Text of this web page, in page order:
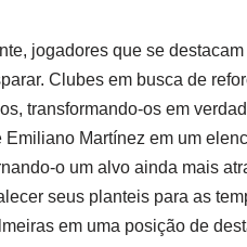
jogadores que se
Clubes em busca de
transformando-os em
Emiliano Martínez em um
o um alvo ainda mais
seus planteis para as
em uma posição de